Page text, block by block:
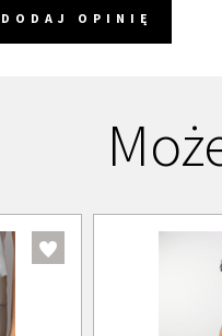
DODAJ OPINIĘ